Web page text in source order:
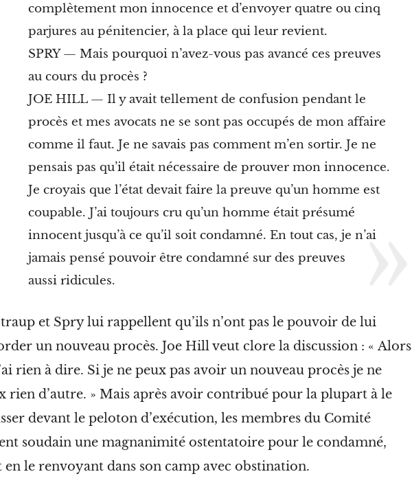
complètement mon innocence et d’envoyer quatre ou cinq
parjures au pénitencier, à la place qui leur revient.
SPRY — Mais pourquoi n’avez-vous pas avancé ces preuves
au cours du procès ?
JOE HILL — Il y avait tellement de confusion pendant le
procès et mes avocats ne se sont pas occupés de mon affaire
comme il faut. Je ne savais pas comment m’en sortir. Je ne
pensais pas qu’il était nécessaire de prouver mon innocence.
Je croyais que l’état devait faire la preuve qu’un homme est
coupable. J’ai toujours cru qu’un homme était présumé
innocent jusqu’à ce qu’il soit condamné. En tout cas, je n’ai
jamais pensé pouvoir être condamné sur des preuves
aussi ridicules.
et Spry lui rappellent qu’ils n’ont pas le pouvoir de lui
un nouveau procès. Joe Hill veut clore la discussion : « Alors
rien à dire. Si je ne peux pas avoir un nouveau procès je ne
rien d’autre. » Mais après avoir contribué pour la plupart à le
devant le peloton d’exécution, les membres du Comité
soudain une magnanimité ostentatoire pour le condamné,
en le renvoyant dans son camp avec obstination.